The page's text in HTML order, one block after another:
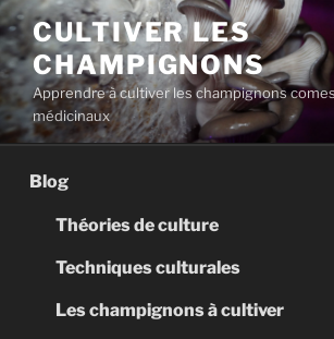
Aller
au
contenu
principal
CULTIVER LES
CHAMPIGNONS
Apprendre à cultiver les champignons
médicinaux
Blog
Théories de culture
Techniques culturales
Les champignons à cultiver